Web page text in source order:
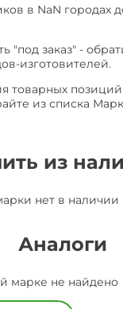
в NaN городах
"под заказ" -
изготовителей.
товарных
из списка
из
нет в наличии
Аналоги
марке не найдено